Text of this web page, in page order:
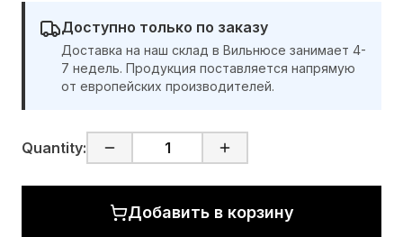
Доступно только по заказу
Доставка на наш склад в Вильнюсе занимает 4-
7 недель. Продукция поставляется напрямую
от европейских производителей.
Quantity:
Добавить в корзину